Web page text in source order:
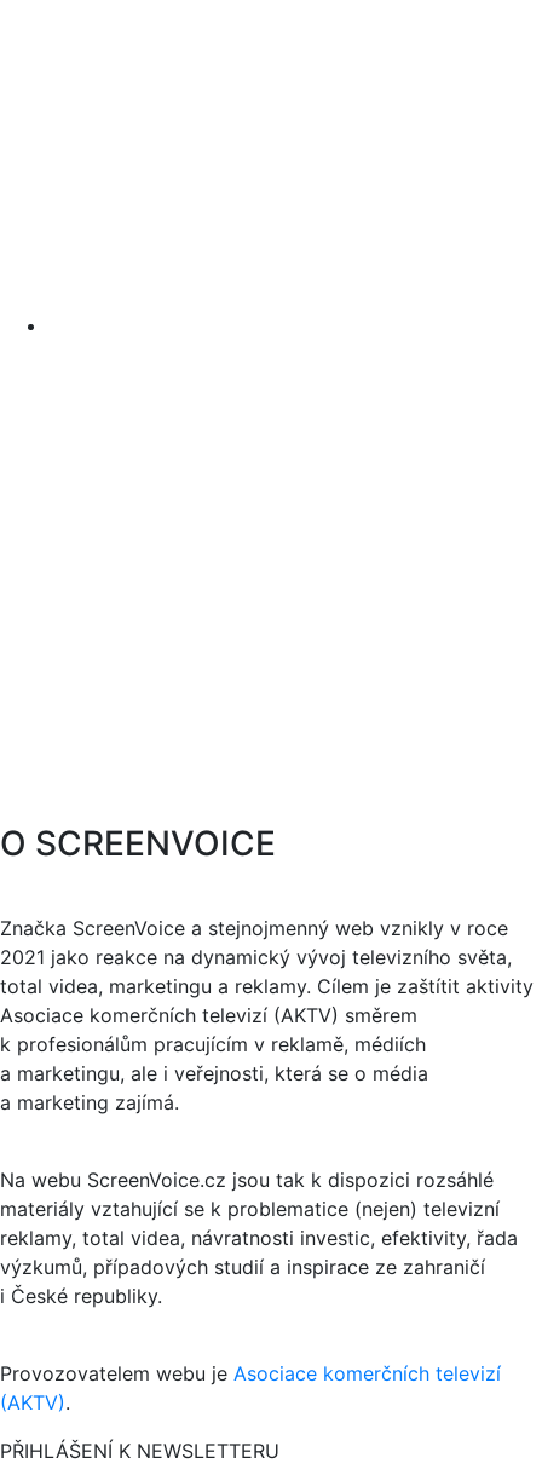
O SCREENVOICE
Značka ScreenVoice a stejnojmenný web vznikly v roce
2021 jako reakce na dynamický vývoj televizního světa,
total videa, marketingu a reklamy. Cílem je zaštítit aktivity
Asociace komerčních televizí (AKTV) směrem
k profesionálům pracujícím v reklamě, médiích
a marketingu, ale i veřejnosti, která se o média
a marketing zajímá.
Na webu ScreenVoice.cz jsou tak k dispozici rozsáhlé
materiály vztahující se k problematice (nejen) televizní
reklamy, total videa, návratnosti investic, efektivity, řada
výzkumů, případových studií a inspirace ze zahraničí
i České republiky.
Provozovatelem webu je Asociace komerčních televizí
(AKTV).
PŘIHLÁŠENÍ K NEWSLETTERU